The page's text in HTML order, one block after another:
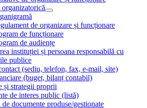
organizatorică
de organizare și funcționare
de funcționare
de audiențe
instituției și persoana responsabilă cu
publice
(sediu, telefon, fax, e-mail, site)
(buget, bilanț contabil)
și strategii proprii
de interes public (listă)
documente produse/gestionate